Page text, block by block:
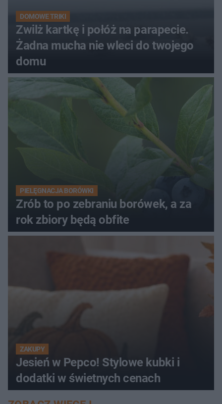
DOMOWE TRIKI
Zwilż kartkę i połóż na parapecie.
Żadna mucha nie wleci do twojego
domu
PIELĘGNACJA BORÓWKI
Zrób to po zebraniu borówek, a za
rok zbiory będą obfite
ZAKUPY
Jesień w Pepco! Stylowe kubki i
dodatki w świetnych cenach